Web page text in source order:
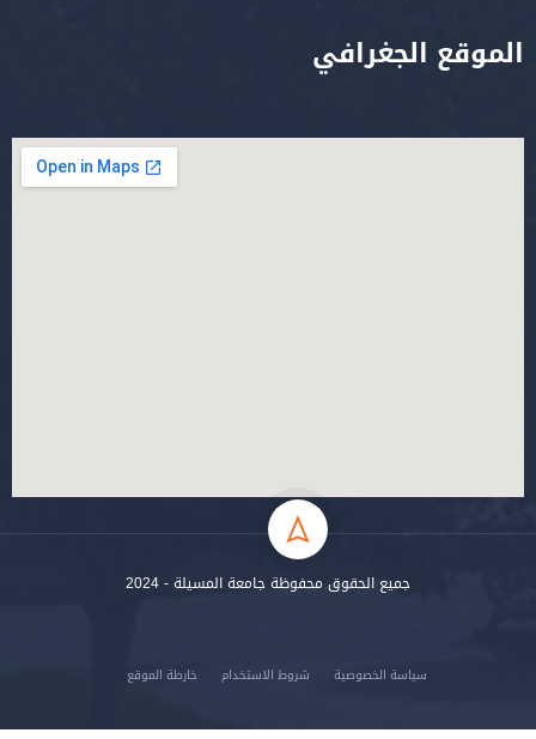
الموقع الجغرافي
جميع الحقوق محفوظة جامعة المسيلة - 2024
سياسة الخصوصية شروط الاستخدام خارطة الموقع